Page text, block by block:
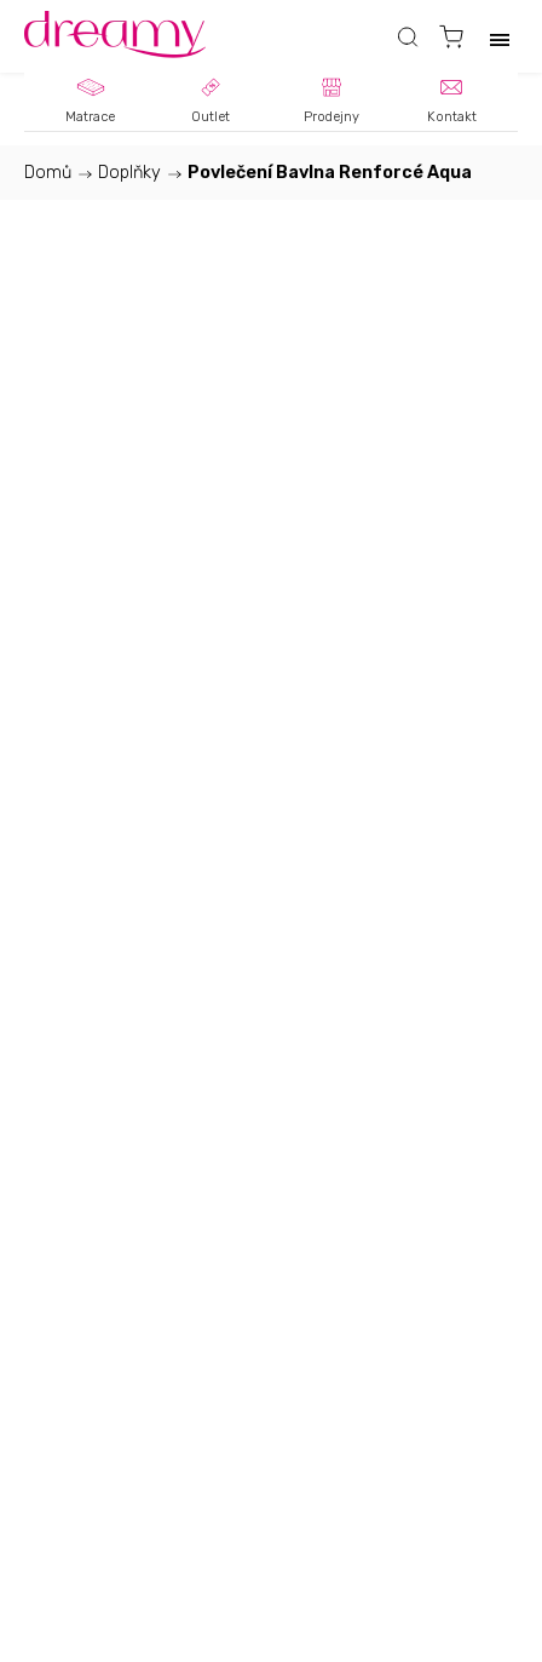
Matrace Outlet Prodejny Kontakt
Domů / Doplňky / Povlečení Bavlna Renforcé Aqua